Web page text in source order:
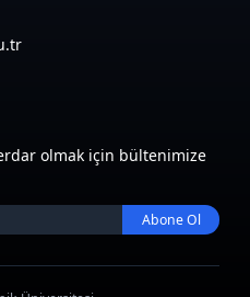
olmak için bültenimize
Abone Ol